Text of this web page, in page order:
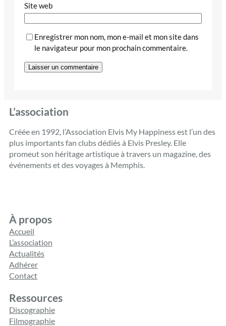
Site web
Enregistrer mon nom, mon e-mail et mon site dans
le navigateur pour mon prochain commentaire.
L’association
Créée en 1992, l’Association Elvis My Happiness est l’un des
plus importants fan clubs dédiés à Elvis Presley. Elle
promeut son héritage artistique à travers un magazine, des
événements et des voyages à Memphis.
À propos
Accueil
L’association
Actualités
Adhérer
Contact
Ressources
Discographie
Filmographie